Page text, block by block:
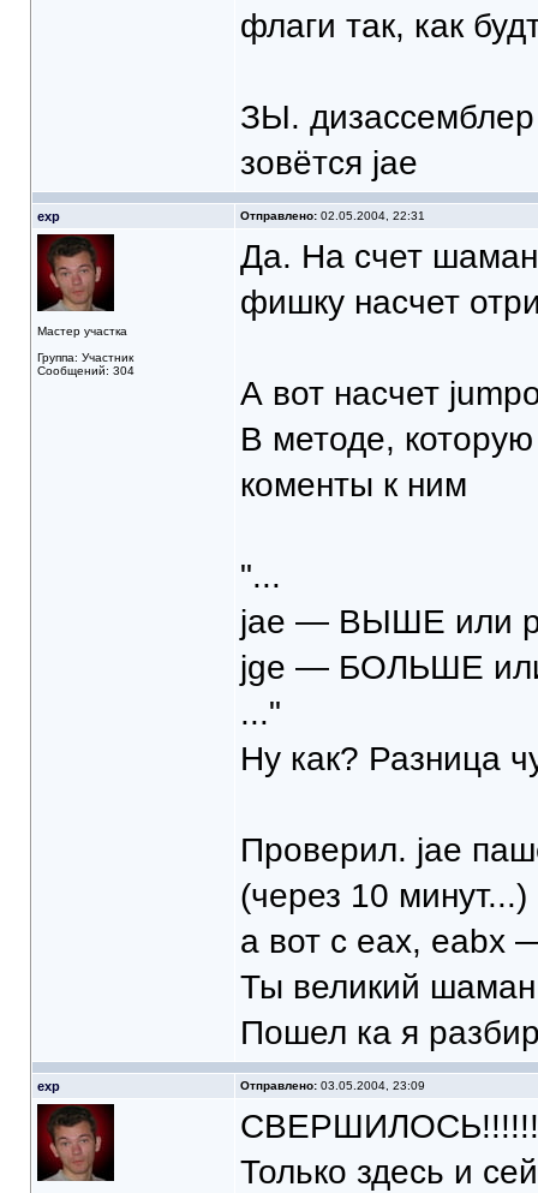
флаги так, как
ЗЫ.
зовётся jae
exp Отправлено:02.05.2004, 22:31
Мастер участка
Группа: Участник
Сообщений: 304
Да. На счет
фишку насчет
А вот насчет
В методе,
коменты к ним
"...
jae — ВЫШЕ или
jge — БОЛЬШЕ
..."
Ну как? Разница
Проверил. jae
(через 10 минут...)
а вот с eax, eabx
Ты великий
Пошел ка я
exp Отправлено:03.05.2004, 23:09
Только здесь и